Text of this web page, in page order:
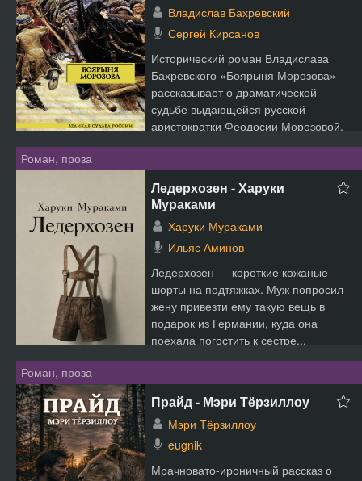
Владислав Бахревский
Сергей Кирсанов
Исторический роман Владислава
Бахревского «Боярыня Морозова»
рассказывает о драматической
судьбе выдающейся русской
аристократки Феодосии Морозовой,
с...
Роман, проза
Ледерхозен - Харуки
Мураками
Харуки Мураками
Ильяс Аминов
Ледерхозен — короткие кожаные
шорты на подтяжках. Муж попросил
жену привезти ему такую вещь в
подарок из Германии, куда она
поехала погостить к сестре...
Роман, проза
Прайд - Мэри Тёрзиллоу
Мэри Тёрзиллоу
eugnik
Мрачновато-ироничный рассказ о